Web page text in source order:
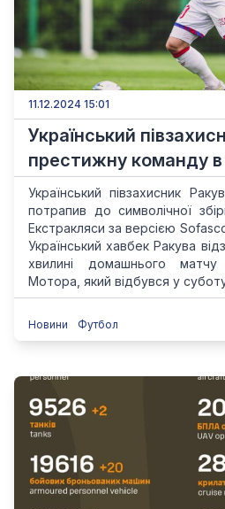
11.12.2024 15:01
Український
престижну команду в
Український півзахисник
потрапив до символічної
Екстракляси за версією
Український хавбек Ракува
хвилині домашнього матчу
Мотора, який відбувся у
Новини Футбол